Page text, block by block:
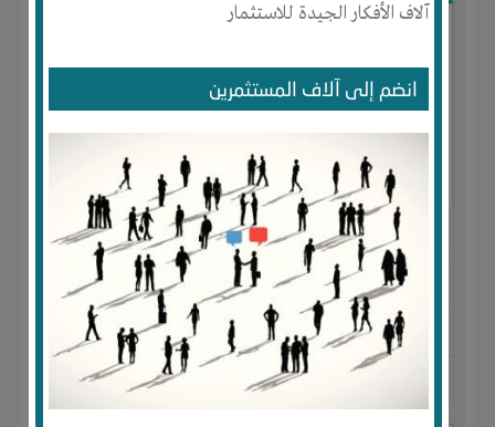
آلاف الأفكار الجيدة للاستثمار
انضم إلى آلاف المستثمرين
الجنس : ذكر
لديـه :المال المكان تسويق-علاقات
المكان : الجمهورية العربية السورية -الجمهورية العربية
السورية دير الزور
دير الزور